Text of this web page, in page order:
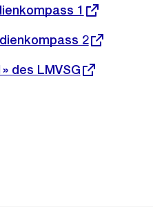
1
2
des LMVSG